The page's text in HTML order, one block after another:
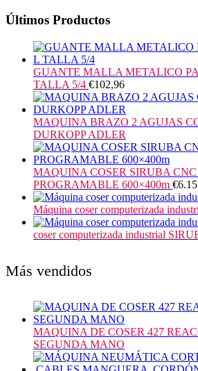
Últimos Productos
GUANTE MALLA METALICO
TALLA 5/4 €102,96
MAQUINA BRAZO 2 AGUJAS
DURKOPP ADLER
MAQUINA COSER SIRUBA
PROGRAMABLE 600×400m €
Máquina coser computerizada
coser computerizada industrial
Más vendidos
MAQUINA DE COSER 427
SEGUNDA MANO